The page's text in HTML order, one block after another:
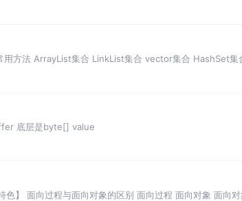
方法 ArrayList集合 LinkList集合 vector集合 HashSet集
底层是byte[] value
】 面向过程与面向对象的区别 面向过程 面向对象 面向